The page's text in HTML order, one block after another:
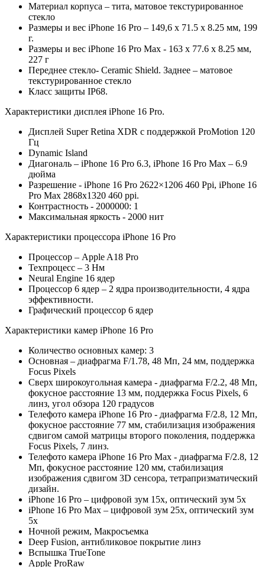
Материал корпуса – тита, матовое текстурированное
стекло
Размеры и вес iPhone 16 Pro – 149,6 х 71.5 х 8.25 мм, 199
г.
Размеры и вес iPhone 16 Pro Max - 163 х 77.6 х 8.25 мм,
227 г
Переднее стекло- Ceramic Shield. Заднее – матовое
текстурированное стекло
Класс защиты IP68.
Характеристики дисплея iPhone 16 Pro.
Дисплей Super Retina XDR с поддержкой ProMotion 120
Гц
Dynamic Island
Диагональ – iPhone 16 Pro 6.3, iPhone 16 Pro Max – 6.9
дюйма
Разрешение - iPhone 16 Pro 2622×1206 460 Ppi, iPhone 16
Pro Max 2868х1320 460 ppi.
Контрастность - 2000000: 1
Максимальная яркость - 2000 нит
Характеристики процессора iPhone 16 Pro
Процессор – Apple A18 Pro
Техпроцесс – 3 Нм
Neural Engine 16 ядер
Процессор 6 ядер – 2 ядра производительности, 4 ядра
эффективности.
Графический процессор 6 ядер
Характеристики камер iPhone 16 Pro
Количество основных камер: 3
Основная – диафрагма F/1.78, 48 Мп, 24 мм, поддержка
Focus Pixels
Сверх широкоугольная камера - диафрагма F/2.2, 48 Мп,
фокусное расстояние 13 мм, поддержка Focus Pixels, 6
линз, угол обзора 120 градусов
Телефото камера iPhone 16 Pro - диафрагма F/2.8, 12 Мп,
фокусное расстояние 77 мм, стабилизация изображения
сдвигом самой матрицы второго поколения, поддержка
Focus Pixels, 7 линз.
Телефото камера iPhone 16 Pro Max - диафрагма F/2.8, 12
Мп, фокусное расстояние 120 мм, стабилизация
изображения сдвигом 3D сенсора, тетрапризматический
дизайн.
iPhone 16 Pro – цифровой зум 15х, оптический зум 5х
iPhone 16 Pro Max – цифровой зум 25х, оптический зум
5х
Ночной режим, Макросъемка
Deep Fusion, антибликовое покрытие линз
Вспышка TrueTone
Apple ProRaw